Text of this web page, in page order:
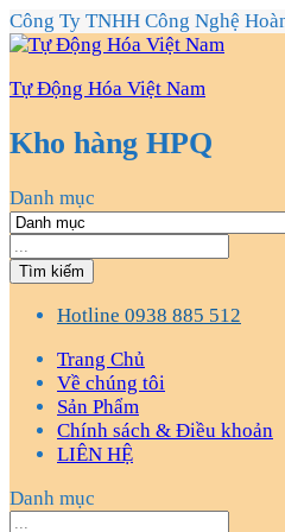
Công Ty TNHH Công Nghệ
Tự Động Hóa Việt Nam
Kho hàng HPQ
Danh mục
Tìm kiếm
Hotline 0938 885 512
Trang Chủ
Về chúng tôi
Sản Phẩm
Chính sách & Điều khoản
LIÊN HỆ
Danh mục